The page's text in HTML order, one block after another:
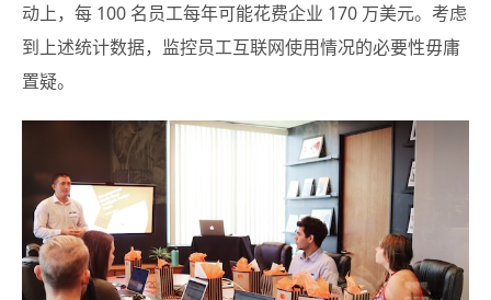
动上，每 100 名员工每年可能花费企业 170 万美元。考虑
到上述统计数据，监控员工互联网使用情况的必要性毋庸
置疑。